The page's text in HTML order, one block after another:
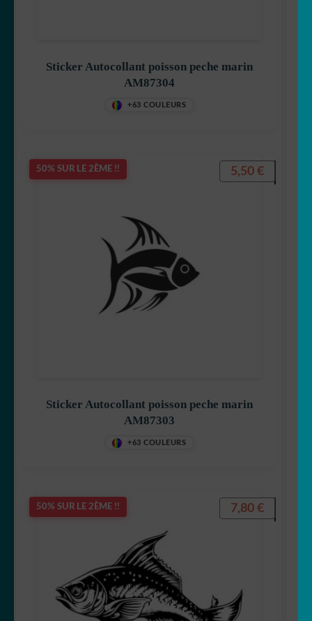
Sticker Autocollant poisson peche marin
AM87304
+63 COULEURS
50% SUR LE 2ÈME !!
Sticker Autocollant poisson peche marin
AM87303
+63 COULEURS
5,50 €
50% SUR LE 2ÈME !! 7,80 €